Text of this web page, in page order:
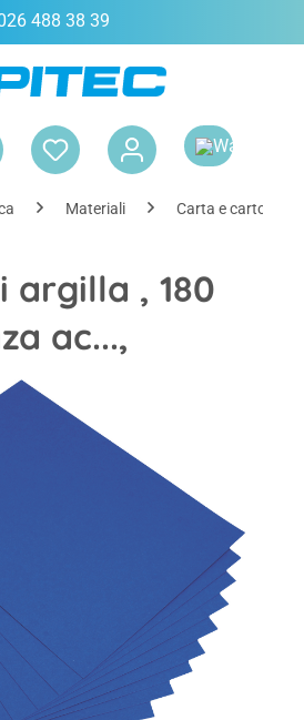
488 38 39
Materiali Carta e cartone
argilla , 180
ac...,